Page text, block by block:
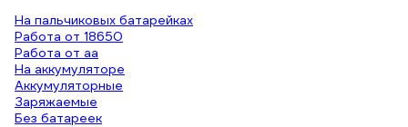
На пальчиковых батарейках
Работа от 18650
Работа от аа
На аккумуляторе
Аккумуляторные
Заряжаемые
Без батареек